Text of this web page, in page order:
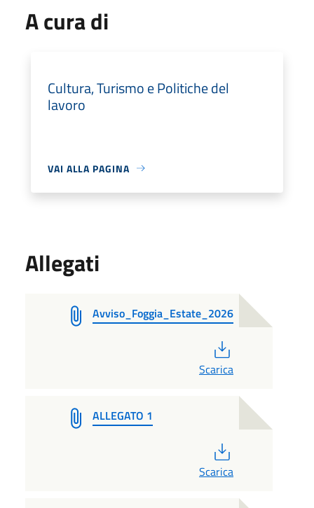
A cura di
Cultura, Turismo e Politiche del
lavoro
VAI ALLA PAGINA
Allegati
Avviso_Foggia_Estate_2026
Scarica
ALLEGATO 1
Scarica